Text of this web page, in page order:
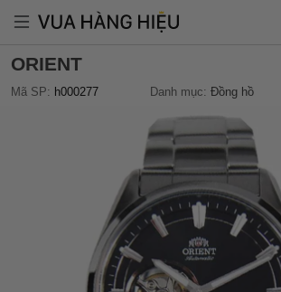
ORIENT
Mã SP: h000277 Danh mục: Đồng hồ